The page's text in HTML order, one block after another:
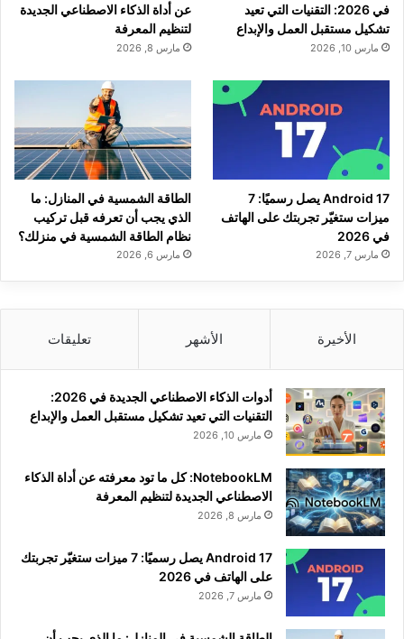
في 2026: التقنيات التي تعيد
تشكيل مستقبل العمل والإبداع
مارس 10, 2026
عن أداة الذكاء الاصطناعي الجديدة
لتنظيم المعرفة
مارس 8, 2026
Android 17 يصل رسميًا: 7
ميزات ستغيّر تجربتك على الهاتف
في 2026
مارس 7, 2026
الطاقة الشمسية في المنازل: ما
الذي يجب أن تعرفه قبل تركيب
نظام الطاقة الشمسية في منزلك؟
مارس 6, 2026
الأخيرة الأشهر تعليقات
أدوات الذكاء الاصطناعي الجديدة في 2026:
التقنيات التي تعيد تشكيل مستقبل العمل والإبداع
مارس 10, 2026
NotebookLM: كل ما تود معرفته عن أداة الذكاء
الاصطناعي الجديدة لتنظيم المعرفة
مارس 8, 2026
Android 17 يصل رسميًا: 7 ميزات ستغيّر تجربتك
على الهاتف في 2026
مارس 7, 2026